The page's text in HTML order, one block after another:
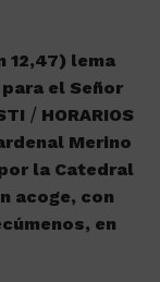
12,47) lema
el Señor
HORARIOS
Merino
la Catedral
acoge, con
en